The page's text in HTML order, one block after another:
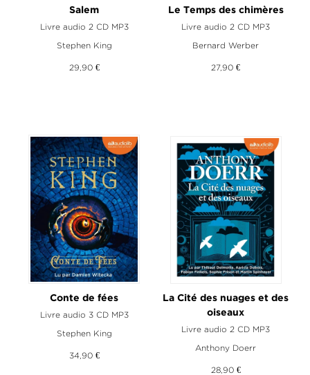
Salem
Livre audio 2 CD MP3
Stephen King
29,90 €
Le Temps des chimères
Livre audio 2 CD MP3
Bernard Werber
27,90 €
Conte de fées
Livre audio 3 CD MP3
Stephen King
34,90 €
La Cité des nuages et des
oiseaux
Livre audio 2 CD MP3
Anthony Doerr
28,90 €